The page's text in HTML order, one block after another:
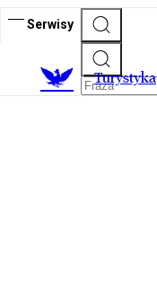
Serwisy
Turystyka